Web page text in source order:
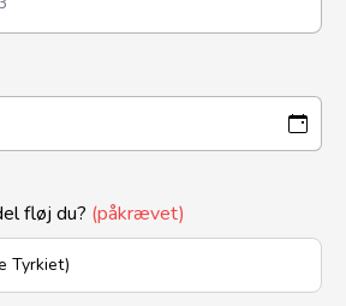
fløj du? (påkrævet)
Tyrkiet)